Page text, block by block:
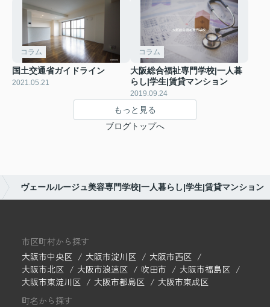
コラム
国土交通省ガイドライン
2021.05.21
コラム
大阪総合福祉専門学校|一人暮
らし|学生|賃貸マンション
2019.09.24
もっと見る
ブログトップへ
ヴェールルージュ美容専門学校|一人暮らし|学生|賃貸マンション
市区町村から探す
大阪市中央区
大阪市淀川区
大阪市西区
大阪市北区
大阪市浪速区 吹田市
大阪市福島区
大阪市東淀川区
大阪市都島区
大阪市東成区
町名から探す